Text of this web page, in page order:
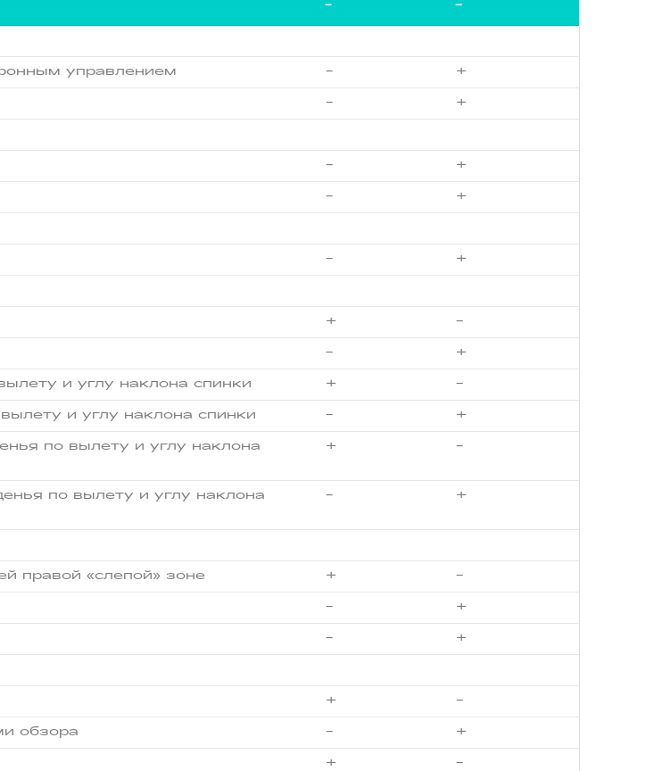
- -
управлением - +
- +
- +
- +
- +
+ -
- +
и углу наклона спинки + -
и углу наклона спинки - +
по вылету и углу наклона
+ -
по вылету и углу наклона
- +
правой «слепой» зоне + -
- +
- +
+ -
обзора - +
+ -